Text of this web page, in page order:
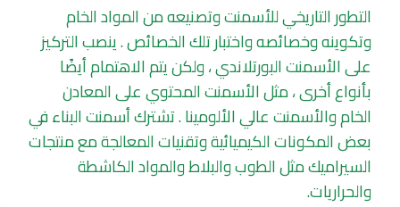
التطور التاريخي للأسمنت وتصنيعه من المواد الخام
وتكوينه وخصائصه واختبار تلك الخصائص . ينصب التركيز
على الأسمنت البورتلاندي ، ولكن يتم الاهتمام أيضًا
بأنواع أخرى ، مثل الأسمنت المحتوي على المعادن
الخام والأسمنت عالي الألومينا . تشترك أسمنت البناء في
بعض المكونات الكيميائية وتقنيات المعالجة مع منتجات
السيراميك مثل الطوب والبلاط والمواد الكاشطة
والحراريات.